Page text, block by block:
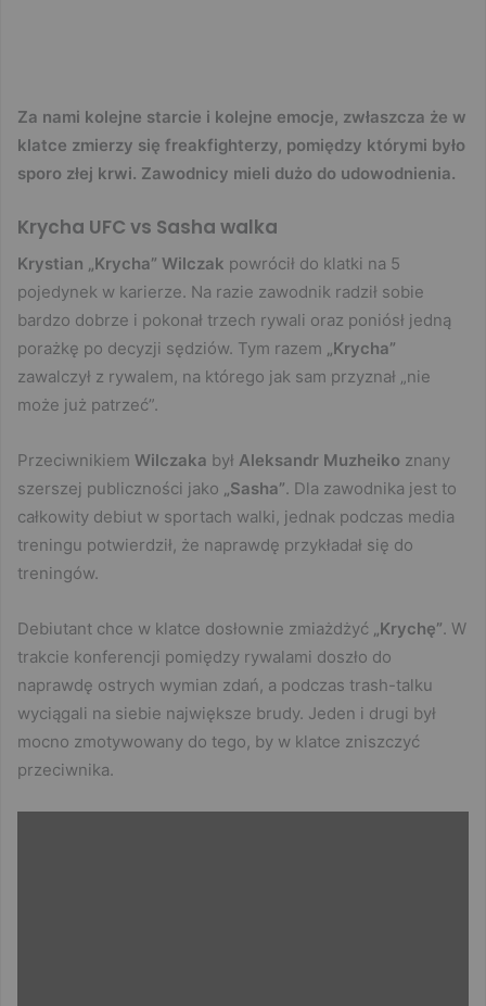
Za nami kolejne starcie i kolejne emocje, zwłaszcza że w
klatce zmierzy się freakfighterzy, pomiędzy którymi było
sporo złej krwi. Zawodnicy mieli dużo do udowodnienia.
Krycha UFC vs Sasha walka
Krystian „Krycha” Wilczak powrócił do klatki na 5
pojedynek w karierze. Na razie zawodnik radził sobie
bardzo dobrze i pokonał trzech rywali oraz poniósł jedną
porażkę po decyzji sędziów. Tym razem „Krycha”
zawalczył z rywalem, na którego jak sam przyznał „nie
może już patrzeć”.
Przeciwnikiem Wilczaka był Aleksandr Muzheiko znany
szerszej publiczności jako „Sasha”. Dla zawodnika jest to
całkowity debiut w sportach walki, jednak podczas media
treningu potwierdził, że naprawdę przykładał się do
treningów.
Debiutant chce w klatce dosłownie zmiażdżyć „Krychę”. W
trakcie konferencji pomiędzy rywalami doszło do
naprawdę ostrych wymian zdań, a podczas trash-talku
wyciągali na siebie największe brudy. Jeden i drugi był
mocno zmotywowany do tego, by w klatce zniszczyć
przeciwnika.